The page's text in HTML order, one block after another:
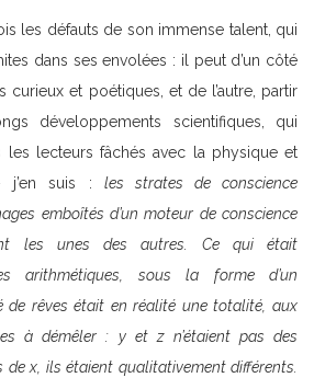
les défauts de son immense talent, qui
dans ses envolées : il peut d’un côté
curieux et poétiques, et de l’autre, partir
développements scientifiques, qui
les lecteurs fâchés avec la physique et
j’en suis : les strates de conscience
emboîtés d’un moteur de conscience
les unes des autres. Ce qui était
arithmétiques, sous la forme d’un
de rêves était en réalité une totalité, aux
à démêler : y et z n’étaient pas des
de x, ils étaient qualitativement différents.